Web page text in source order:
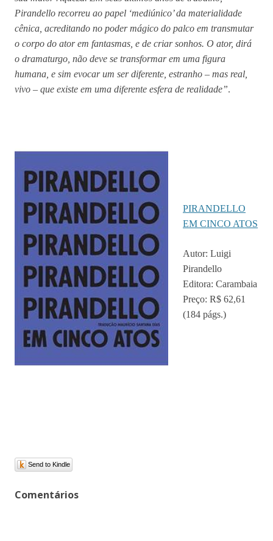
Pirandello recorreu ao papel ‘mediúnico’ da materialidade
cênica, acreditando no poder mágico do palco em transmutar
o corpo do ator em fantasmas, e de criar sonhos. O ator, dirá
o dramaturgo, não deve se transformar em uma figura
humana, e sim evocar um ser diferente, estranho – mas real,
vivo – que existe em uma diferente esfera de realidade”.
PIRANDELLO
EM CINCO ATOS
Autor: Luigi
Pirandello
Editora: Carambaia
Preço: R$ 62,61
(184 págs.)
Send to Kindle
Comentários